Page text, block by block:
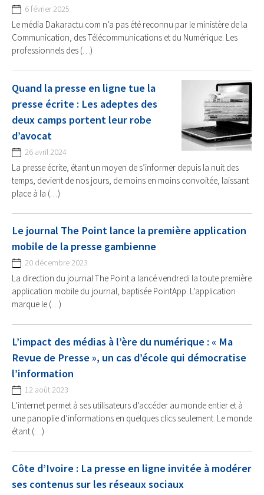
6 février 2025
Le média Dakaractu.com n’a pas été reconnu par le ministère de la
Communication, des Télécommunications et du Numérique. Les
professionnels des (…)
Quand la presse en ligne tue la
presse écrite : Les adeptes des
deux camps portent leur robe
d’avocat
26 avril 2024
La presse écrite, étant un moyen de s’informer depuis la nuit des
temps, devient de nos jours, de moins en moins convoitée, laissant
place à la (…)
Le journal The Point lance la première application
mobile de la presse gambienne
20 décembre 2023
La direction du journal The Point a lancé vendredi la toute première
application mobile du journal, baptisée PointApp. L’application
marque le (…)
L’impact des médias à l’ère du numérique : « Ma
Revue de Presse », un cas d’école qui démocratise
l’information
12 août 2023
L’internet permet à ses utilisateurs d’accéder au monde entier et à
une panoplie d’informations en quelques clics seulement. Le monde
étant (…)
Côte d’Ivoire : La presse en ligne invitée à modérer
ses contenus sur les réseaux sociaux